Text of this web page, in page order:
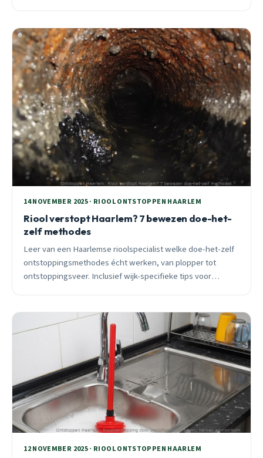
14 NOVEMBER 2025 · RIOOL ONTSTOPPEN HAARLEM
Riool verstopt Haarlem? 7 bewezen doe-het-
zelf methodes
Leer van een Haarlemse rioolspecialist welke doe-het-zelf
ontstoppingsmethodes écht werken, van plopper tot
ontstoppingsveer. Inclusief wijk-specifieke tips voor
12 NOVEMBER 2025 · RIOOL ONTSTOPPEN HAARLEM